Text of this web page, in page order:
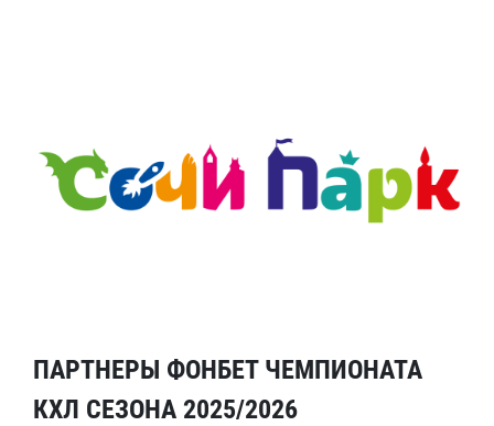
ПАРТНЕРЫ ФОНБЕТ ЧЕМПИОНАТА
КХЛ СЕЗОНА 2025/2026